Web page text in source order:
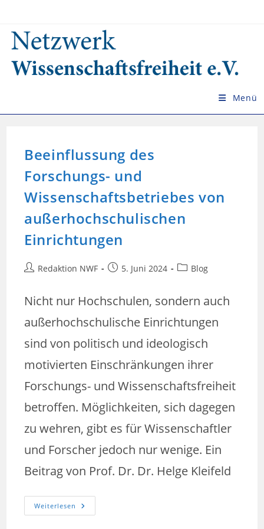
springen
Menü
Beeinflussung des
Forschungs- und
Wissenschaftsbetriebes von
außerhochschulischen
Einrichtungen
Beitrags-
Redaktion NWF
Beitrag5. Juni 2024
Beitrags-
Blog
Nicht nur Hochschulen, sondern auch
außerhochschulische Einrichtungen
sind von politisch und ideologisch
motivierten Einschränkungen ihrer
Forschungs- und Wissenschaftsfreiheit
betroffen. Möglichkeiten, sich dagegen
zu wehren, gibt es für Wissenschaftler
und Forscher jedoch nur wenige. Ein
Beitrag von Prof. Dr. Dr. Helge Kleifeld
Weiterlesen Beeinflussung
Des